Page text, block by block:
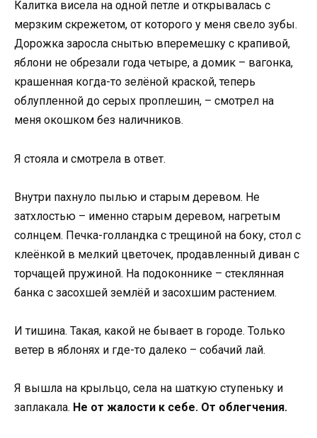
Калитка висела на одной петле и открывалась с
мерзким скрежетом, от которого у меня свело зубы.
Дорожка заросла снытью вперемешку с крапивой,
яблони не обрезали года четыре, а домик – вагонка,
крашенная когда-то зелёной краской, теперь
облупленной до серых проплешин, – смотрел на
меня окошком без наличников.
Я стояла и смотрела в ответ.
Внутри пахнуло пылью и старым деревом. Не
затхлостью – именно старым деревом, нагретым
солнцем. Печка-голландка с трещиной на боку, стол с
клеёнкой в мелкий цветочек, продавленный диван с
торчащей пружиной. На подоконнике – стеклянная
банка с засохшей землёй и засохшим растением.
И тишина. Такая, какой не бывает в городе. Только
ветер в яблонях и где-то далеко – собачий лай.
Я вышла на крыльцо, села на шаткую ступеньку и
заплакала. Не от жалости к себе. От облегчения.